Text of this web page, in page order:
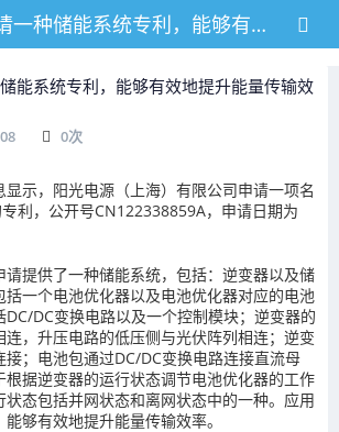
阳光电源申请一种储能系统专利，能够有效地提升能量传输效率
能系统专利，能够有效地提升能量传输效
0次
显示，阳光电源（上海）有限公司申请一项名
专利，公开号CN122338859A，申请日期为
请提供了一种储能系统，包括：逆变器以及储
括一个电池优化器以及电池优化器对应的电池
DC变换电路以及一个控制模块；逆变器的
连，升压电路的低压侧与光伏阵列相连；逆变
；电池包通过DC/DC变换电路连接直流母
根据逆变器的运行状态调节电池优化器的工作
态包括并网状态和离网状态中的一种。应用
够有效地提升能量传输效率。